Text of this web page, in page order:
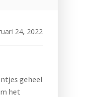
24, 2022
geheel
het